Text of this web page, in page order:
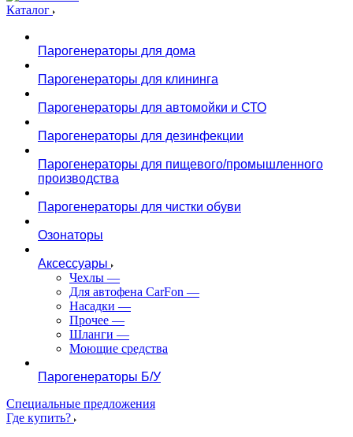
Каталог
Парогенераторы для дома
Парогенераторы для клининга
Парогенераторы для автомойки и СТО
Парогенераторы для дезинфекции
Парогенераторы для пищевого/промышленного
производства
Парогенераторы для чистки обуви
Озонаторы
Аксессуары
Чехлы —
Для автофена CarFon —
Насадки —
Прочее —
Шланги —
Моющие средства
Парогенераторы Б/У
Специальные предложения
Где купить?